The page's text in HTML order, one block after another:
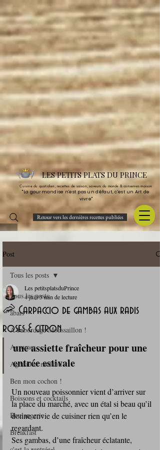
LES PETITS PLATS DU PRINCE
Cuisine du quotidien, recettes de saison, saveurs du monde & conserves maison
"La gourmandise n'est pas un défaut, c'est un Art de
vivre"
Retour vers les dernières recettes publiées
Post
Tous les posts
abats
A l'abordage Moussaillon !
Agrumes
Agneau et mouton
Ben mon cochon !
Boissons et cocktails
Boulangerie
Breakfast
Tous les posts
🦐 Carpaccio de gambas aux radis
roses & citron
Les petitsplatsduPrince
4 juin5 min de lecture
une assiette fraîcheur pour une
entrée estivale
Un nouveau poissonnier vient d’arriver sur
la place du marché, avec un étal si beau qu’il
donne envie de cuisiner rien qu’en le
regardant.
Ses gambas, d’une fraîcheur éclatante,